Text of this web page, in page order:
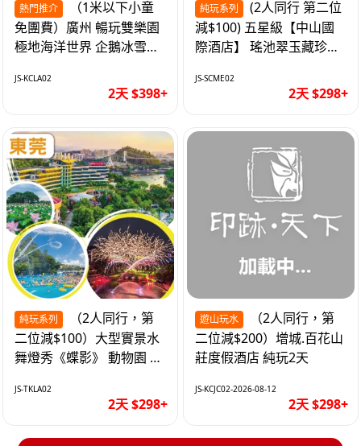
熱門推介
免團費）廣州 暢玩雙樂園
極地海洋世界 企鵝冰雪世
JS-KCLA02
2天 $398+
純玩系列
減$100) 五星級【中山國
際酒店】 瑤池翠玉藏珍盅
JS-SCME02
2天 $298+
純玩系列
二位減$100）大型實景水
舞燈秀《蝶影》 動物園 水
純玩2天
JS-TKLA02
2天 $298+
遊山玩水
二位減$200）增城.百花山
莊度假酒店 純玩2天
JS-KCJC02-2026-08-12
2天 $298+